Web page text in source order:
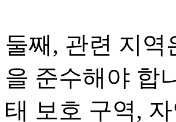
둘째, 관련 지역
을 준수해야 합
태 보호 구역,